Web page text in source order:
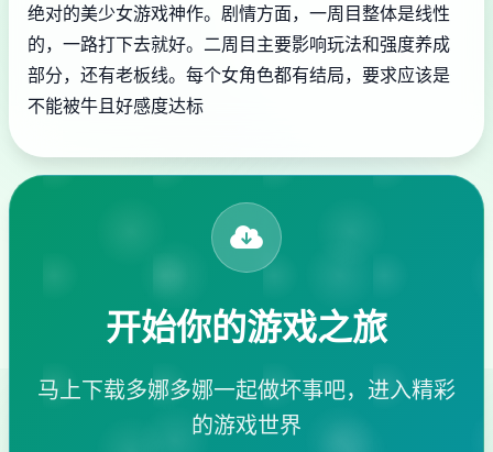
绝对的美少女游戏神作。剧情方面，一周目整体是线性
的，一路打下去就好。二周目主要影响玩法和强度养成
部分，还有老板线。每个女角色都有结局，要求应该是
不能被牛且好感度达标
开始你的游戏之旅
马上下载多娜多娜一起做坏事吧，进入精彩
的游戏世界